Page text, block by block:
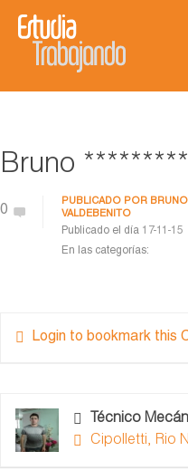
Bruno
0
PUBLICADO POR BRUNO
VALDEBENITO
Publicado el día 17-11-15
En las categorías:
Login to bookmark this
Técnico
Cipolletti, Rio